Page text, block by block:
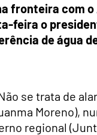
fronteira com
feira o
de água
se trata de
Moreno),
regional